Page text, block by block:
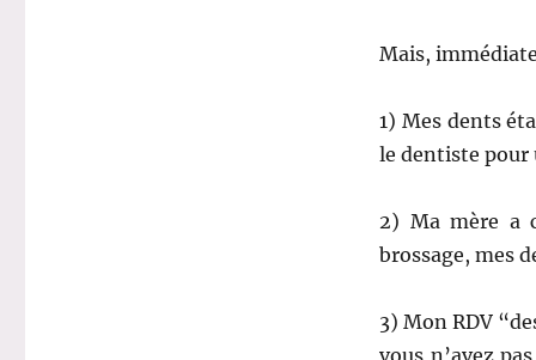
Mais,
1) Mes dents
le dentiste pour
2) Ma mère a
brossage, mes
3) Mon RDV
vous n’avez